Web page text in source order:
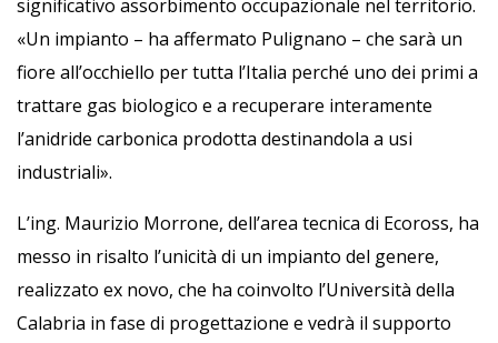
significativo assorbimento occupazionale nel territorio.
«Un impianto – ha affermato Pulignano – che sarà un
fiore all’occhiello per tutta l’Italia perché uno dei primi a
trattare gas biologico e a recuperare interamente
l’anidride carbonica prodotta destinandola a usi
industriali».
L’ing. Maurizio Morrone, dell’area tecnica di Ecoross, ha
messo in risalto l’unicità di un impianto del genere,
realizzato ex novo, che ha coinvolto l’Università della
Calabria in fase di progettazione e vedrà il supporto